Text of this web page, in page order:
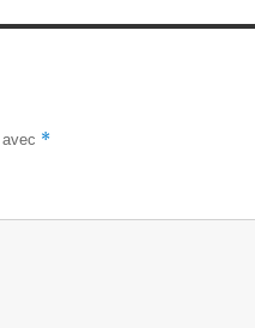
*